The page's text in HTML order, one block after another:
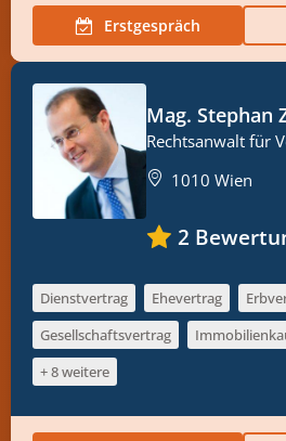
Erstgespräch
Mag. Stephan
Rechtsanwalt für
1010 Wien
2
Dienstvertrag Ehevertrag
Gesellschaftsvertrag
+ 8 weitere